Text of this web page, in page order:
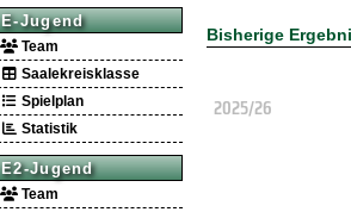
E-Jugend
Team
Saalekreisklasse
Spielplan
Statistik
E2-Jugend
Team
Bisherige
2025/26